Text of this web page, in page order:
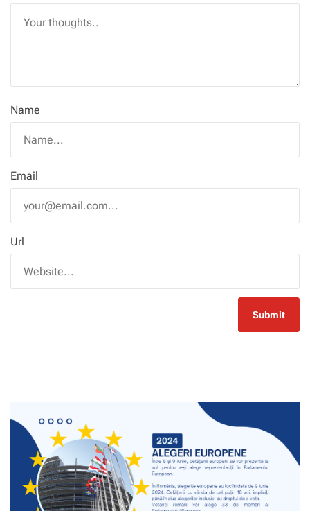
Name
Email
Url